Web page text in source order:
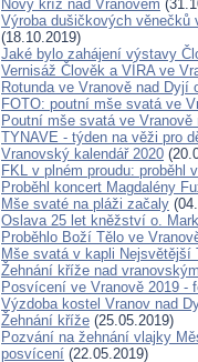
Nový kříž nad Vranovem
Výroba dušičkových
(18.10.2019)
Jaké bylo zahájení výstavy
Vernisáž Člověk a VÍRA ve
Rotunda ve Vranově nad Dyjí
FOTO: poutní mše svatá ve
Poutní mše svatá ve Vranově
TYNAVE - týden na věži pro
Vranovský kalendář 2020
FKL v plném proudu: proběhl
Proběhl koncert Magdalény
Mše svaté na pláži začaly
Oslava 25 let kněžství o.
Proběhlo Boží Tělo ve
Mše svatá v kapli Nejsvětější
Žehnání kříže nad
Posvícení ve Vranově 2019 -
Výzdoba kostel Vranov nad
Žehnání kříže (25.05.2019)
Pozvání na žehnání vlajky
posvícení (22.05.2019)